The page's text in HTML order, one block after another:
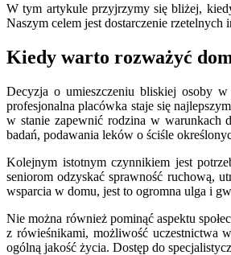
W tym artykule przyjrzymy się bliżej,
Naszym celem jest dostarczenie
Kiedy warto rozważyć
Decyzja o umieszczeniu bliskiej osoby
profesjonalna placówka staje się
w stanie zapewnić rodzina w warunkach
badań, podawania leków o ściśle
Kolejnym istotnym czynnikiem jest
seniorom odzyskać sprawność ruchową,
wsparcia w domu, jest to ogromna ulga i
Nie można również pominąć aspektu
z rówieśnikami, możliwość uczestnictwa
ogólną jakość życia. Dostęp do